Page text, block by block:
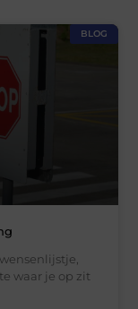
BLOG
waar je op zit